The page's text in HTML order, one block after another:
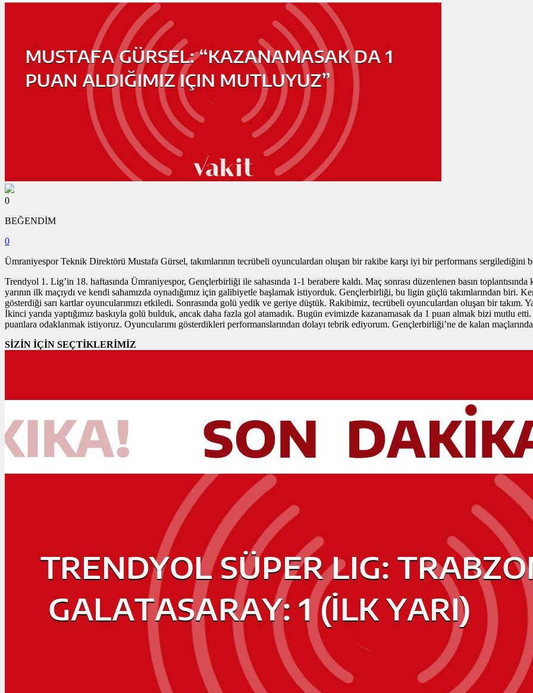
0
BEĞENDİM
0
Ümraniyespor Teknik Direktörü Mustafa Gürsel, takımlarının tecrübeli oyunculardan oluşan bir rakibe karşı iyi bir performans sergilediğini
Trendyol 1. Lig’in 18. haftasında Ümraniyespor, Gençlerbirliği ile sahasında 1-1 berabere kaldı. Maç sonrası düzenlenen basın
yarının ilk maçıydı ve kendi sahamızda oynadığımız için galibiyetle başlamak istiyorduk. Gençlerbirliği, bu ligin güçlü takımlarından biri.
gösterdiği sarı kartlar oyuncularımızı etkiledi. Sonrasında golü yedik ve geriye düştük. Rakibimiz, tecrübeli oyunculardan oluşan bir takım.
İkinci yarıda yaptığımız baskıyla golü bulduk, ancak daha fazla gol atamadık. Bugün evimizde kazanamasak da 1 puan almak bizi mutlu
puanlara odaklanmak istiyoruz. Oyuncularımı gösterdikleri performanslarından dolayı tebrik ediyorum. Gençlerbirliği’ne de kalan
SİZİN İÇİN SEÇTİKLERİMİZ